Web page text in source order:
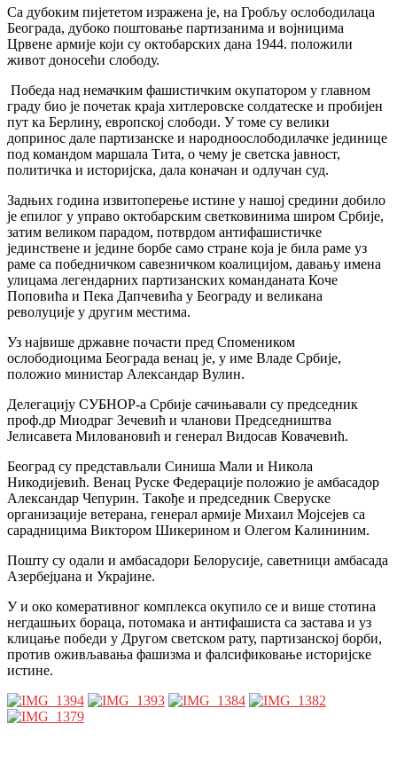
Са дубоким пијететом изражена је, на Гробљу ослободилаца
Београда, дубоко поштовање партизанима и војницима
Црвене армије који су октобарских дана 1944. положили
живот доносећи слободу.
Победа над немачким фашистичким окупатором у главном
граду био је почетак краја хитлеровске солдатеске и пробијен
пут ка Берлину, европској слободи. У томе су велики
допринос дале партизанске и народноослободилачке јединице
под командом маршала Тита, о чему је светска јавност,
политичка и историјска, дала коначан и одлучан суд.
Задњих година извитоперење истине у нашој средини добило
је епилог у управо октобарским светковинима широм Србије,
затим великом парадом, потврдом антифашистичке
јединствене и једине борбе само стране која је била раме уз
раме са победничком савезничком коалицијом, давању имена
улицама легендарних партизанских команданата Коче
Поповића и Пека Дапчевића у Београду и великана
револуције у другим местима.
Уз највише државне почасти пред Спомеником
ослободиоцима Београда венац је, у име Владе Србије,
положио министар Александар Вулин.
Делегацију СУБНОР-а Србије сачињавали су председник
проф.др Миодраг Зечевић и чланови Председништва
Јелисавета Миловановић и генерал Видосав Ковачевић.
Београд су представљали Синиша Мали и Никола
Никодијевић. Венац Руске Федерације положио је амбасадор
Александар Чепурин. Такође и председник Сверуске
организације ветерана, генерал армије Михаил Мојсејев са
сарадницима Виктором Шикерином и Олегом Калининим.
Пошту су одали и амбасадори Белорусије, саветници амбасада
Азербејџана и Украјине.
У и око комеративног комплекса окупило се и више стотина
негдашњих бораца, потомака и антифашиста са застава и уз
клицање победи у Другом светском рату, партизанској борби,
против оживљавања фашизма и фалсификовање историјске
истине.